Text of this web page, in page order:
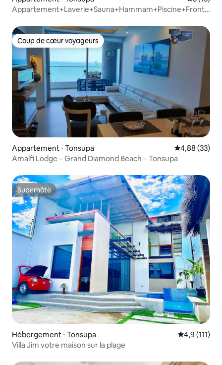
Appartement+Laverie+Sauna+Hammam+Piscine+Front
Coup de cœur voyageurs
Coup de cœur voyageurs
Appartement ⋅ Tonsupa Évaluation
4,88 (33)
Amalfi Lodge – Grand Diamond Beach – Tonsupa
Superhôte
Superhôte
Hébergement ⋅ Tonsupa Évaluation
4,9 (111)
Villa Jim votre maison sur la plage